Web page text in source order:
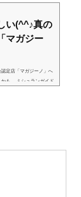
い(^^♪真の
マガジー
定店「マガジーノ」へ
も、 ミシュランガイド
美味しいです。野菜の